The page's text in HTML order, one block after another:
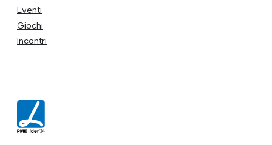
Eventi
Giochi
Incontri